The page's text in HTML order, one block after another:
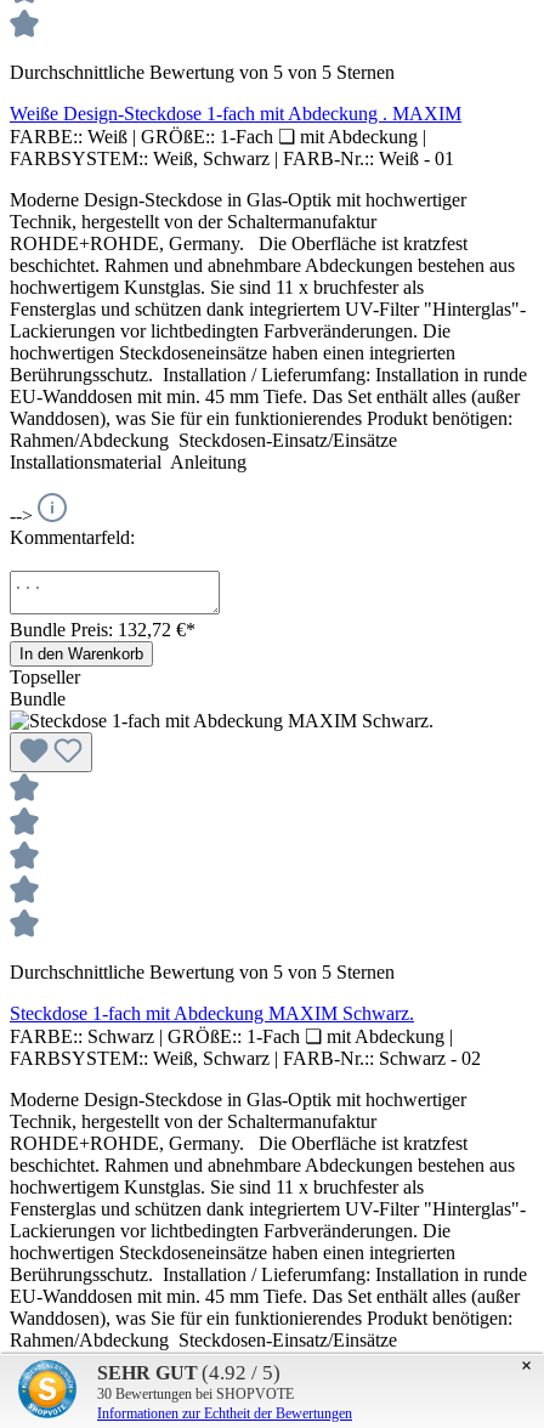
Durchschnittliche Bewertung von 5 von 5 Sternen
Weiße Design-Steckdose 1-fach mit Abdeckung . MAXIM
FARBE:: Weiß | GRÖßE:: 1-Fach ❏ mit Abdeckung |
FARBSYSTEM:: Weiß, Schwarz | FARB-Nr.:: Weiß - 01
Moderne Design-Steckdose in Glas-Optik mit hochwertiger
Technik, hergestellt von der Schaltermanufaktur
ROHDE+ROHDE, Germany. Die Oberfläche ist kratzfest
beschichtet. Rahmen und abnehmbare Abdeckungen bestehen aus
hochwertigem Kunstglas. Sie sind 11 x bruchfester als
Fensterglas und schützen dank integriertem UV-Filter "Hinterglas"-
Lackierungen vor lichtbedingten Farbveränderungen. Die
hochwertigen Steckdoseneinsätze haben einen integrierten
Berührungsschutz. Installation / Lieferumfang: Installation in runde
EU-Wanddosen mit min. 45 mm Tiefe. Das Set enthält alles (außer
Wanddosen), was Sie für ein funktionierendes Produkt benötigen:
Rahmen/Abdeckung Steckdosen-Einsatz/Einsätze
Installationsmaterial Anleitung
-->
Kommentarfeld:
Bundle Preis: 132,72 €*
In den Warenkorb
Topseller
Bundle
Durchschnittliche Bewertung von 5 von 5 Sternen
Steckdose 1-fach mit Abdeckung MAXIM Schwarz.
FARBE:: Schwarz | GRÖßE:: 1-Fach ❏ mit Abdeckung |
FARBSYSTEM:: Weiß, Schwarz | FARB-Nr.:: Schwarz - 02
Moderne Design-Steckdose in Glas-Optik mit hochwertiger
Technik, hergestellt von der Schaltermanufaktur
ROHDE+ROHDE, Germany. Die Oberfläche ist kratzfest
beschichtet. Rahmen und abnehmbare Abdeckungen bestehen aus
hochwertigem Kunstglas. Sie sind 11 x bruchfester als
Fensterglas und schützen dank integriertem UV-Filter "Hinterglas"-
Lackierungen vor lichtbedingten Farbveränderungen. Die
hochwertigen Steckdoseneinsätze haben einen integrierten
Berührungsschutz. Installation / Lieferumfang: Installation in runde
EU-Wanddosen mit min. 45 mm Tiefe. Das Set enthält alles (außer
Wanddosen), was Sie für ein funktionierendes Produkt benötigen:
Rahmen/Abdeckung Steckdosen-Einsatz/Einsätze
Installationsmaterial Anleitung
-->
×
SEHR GUT(4.92 / 5)
30 Bewertungen bei SHOPVOTE
Informationen zur Echtheit der Bewertungen